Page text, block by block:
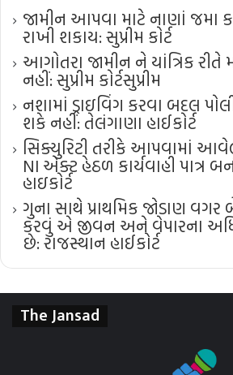
જામીન આપવા માટે નાણાં જમા
રાખી શકાય: સુપ્રીમ કોર્ટ
આગોતરા જામીન ને યાંત્રિક રીતે
નહીં: સુપ્રીમ કોર્ટ​સુપ્રીમ
નશામાં ડ્રાઇવિંગ કરવા બદલ
શકે નહીં: તેલંગાણા હાઈકોર્ટ
સિક્યુરિટી તરીકે આપવામાં
NI એક્ટ હેઠળ કાર્યવાહી પાત્ર
હાઇકોર્ટ
ગુના સાથે પ્રાથમિક જોડાણ વગર
કરવું એ જીવન અને વેપારના
છે: રાજસ્થાન હાઈકોર્ટ
The Jansad